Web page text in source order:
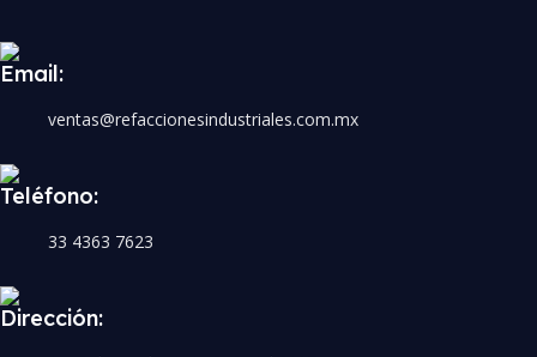
Email:
ventas@refaccionesindustriales.com.mx
Teléfono:
33 4363 7623
Dirección: